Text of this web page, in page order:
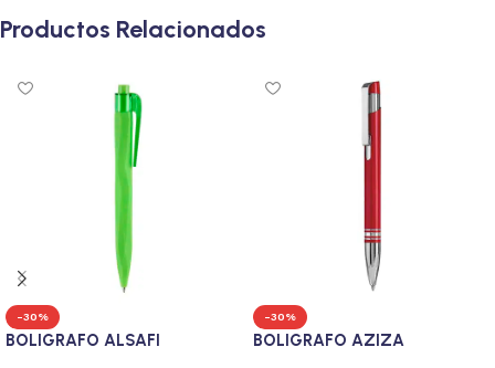
Productos Relacionados
-30%
BOLIGRAFO ALSAFI
-30%
BOLIGRAFO AZIZA